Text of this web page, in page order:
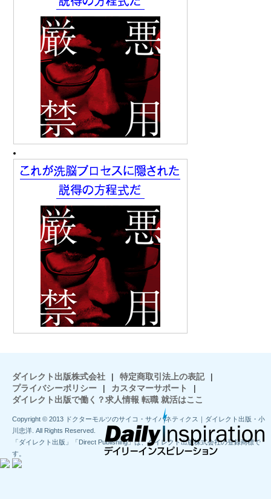
ダイレクト出版株式会社 | 特定商取引法上の表記
|
プライバシーポリシー
| カスタマーサポート
|
ダイレクト出版で働く？求人情報 転職 就活はここ
Copyright © 2013 ドクターモルツのサイコ・サイバネティクス｜ダイレクト出版・小
川忠洋. All Rights Reserved.
「ダイレクト出版」「Direct Publishing」は、ダイレクト出版株式会社の登録商標で
す。